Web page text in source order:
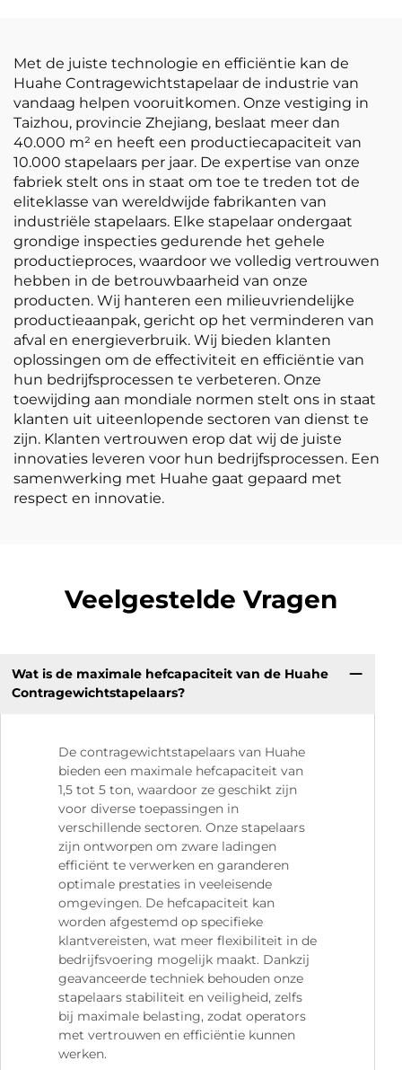
Met de juiste technologie en efficiëntie kan de
Huahe Contragewichtstapelaar de industrie van
vandaag helpen vooruitkomen. Onze vestiging in
Taizhou, provincie Zhejiang, beslaat meer dan
40.000 m² en heeft een productiecapaciteit van
10.000 stapelaars per jaar. De expertise van onze
fabriek stelt ons in staat om toe te treden tot de
eliteklasse van wereldwijde fabrikanten van
industriële stapelaars. Elke stapelaar ondergaat
grondige inspecties gedurende het gehele
productieproces, waardoor we volledig vertrouwen
hebben in de betrouwbaarheid van onze
producten. Wij hanteren een milieuvriendelijke
productieaanpak, gericht op het verminderen van
afval en energieverbruik. Wij bieden klanten
oplossingen om de effectiviteit en efficiëntie van
hun bedrijfsprocessen te verbeteren. Onze
toewijding aan mondiale normen stelt ons in staat
klanten uit uiteenlopende sectoren van dienst te
zijn. Klanten vertrouwen erop dat wij de juiste
innovaties leveren voor hun bedrijfsprocessen. Een
samenwerking met Huahe gaat gepaard met
respect en innovatie.
Veelgestelde Vragen
Wat is de maximale hefcapaciteit van de Huahe
Contragewichtstapelaars?
De contragewichtstapelaars van Huahe
bieden een maximale hefcapaciteit van
1,5 tot 5 ton, waardoor ze geschikt zijn
voor diverse toepassingen in
verschillende sectoren. Onze stapelaars
zijn ontworpen om zware ladingen
efficiënt te verwerken en garanderen
optimale prestaties in veeleisende
omgevingen. De hefcapaciteit kan
worden afgestemd op specifieke
klantvereisten, wat meer flexibiliteit in de
bedrijfsvoering mogelijk maakt. Dankzij
geavanceerde techniek behouden onze
stapelaars stabiliteit en veiligheid, zelfs
bij maximale belasting, zodat operators
met vertrouwen en efficiëntie kunnen
werken.